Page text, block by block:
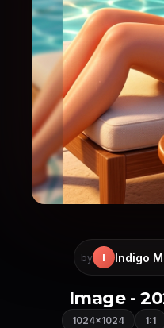
by I Indigo
Image -
1024×1024 1:1